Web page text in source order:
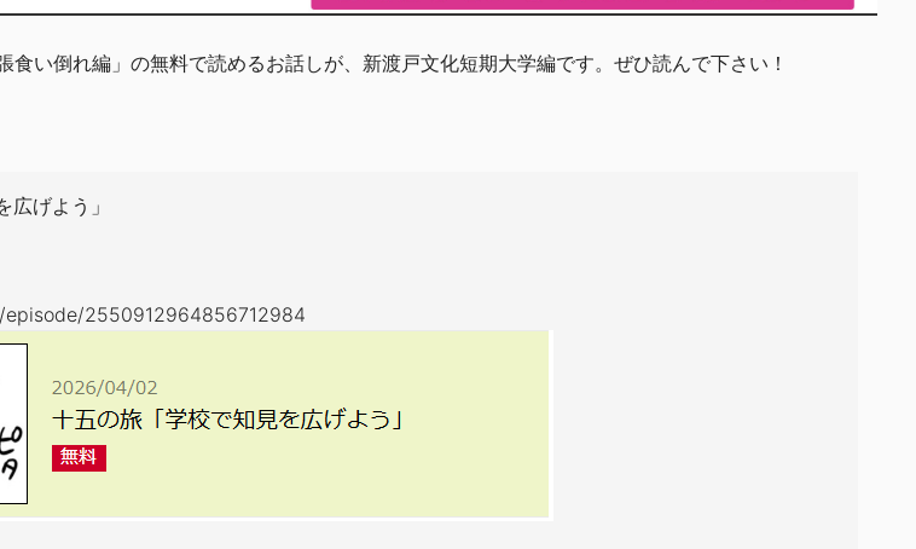
食い倒れ編」の無料で読めるお話しが、新渡戸文化短期大学編です。ぜひ読んで下さい！
げよう」
2550912964856712984